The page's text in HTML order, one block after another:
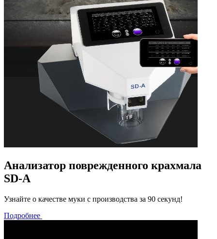
Анализатор поврежденного крахмала
SD-A
Узнайте о качестве муки с производства за 90 секунд!
Подробнее